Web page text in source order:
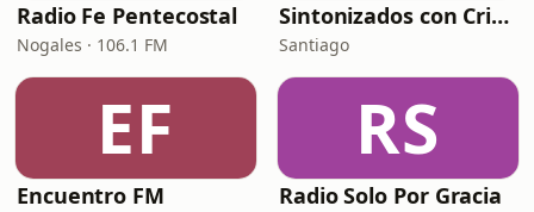
Radio Fe Pentecostal
Nogales · 106.1 FM
Sintonizados con Cristo Radio - IMPCH San Miguel
Santiago
EF
Encuentro FM
RS
Radio Solo Por Gracia